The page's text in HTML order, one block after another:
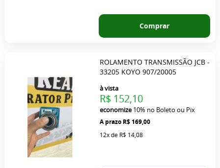
Comprar
ROLAMENTO TRANSMISSÃO JCB -
33205 KOYO 907/20005
R$ 169,00
à vista
R$ 152,10
economize10% no Boleto ou Pix
12xde R$ 14,08